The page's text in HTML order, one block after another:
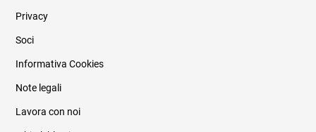
Privacy
Soci
Informativa Cookies
Note legali
Lavora con noi